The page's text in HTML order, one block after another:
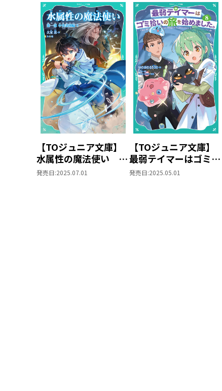
【TOジュニア文庫】
水属性の魔法使い 第
一部 中央諸国編5
発売日:2025.07.01
【TOジュニア文庫】
最弱テイマーはゴミ拾
いの旅を始めました。
発売日:2025.05.01